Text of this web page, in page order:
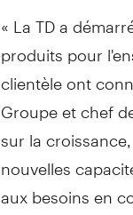
« La TD a
produits pour
clientèle ont
Groupe et chef
sur la
nouvelles
aux besoins en